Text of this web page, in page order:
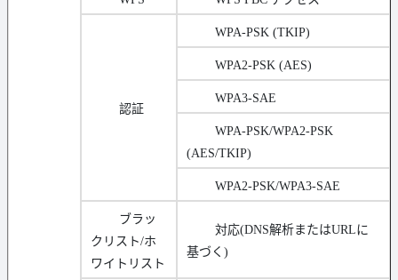
認証
WPA-PSK (TKIP)
WPA2-PSK (AES)
WPA3-SAE
WPA-PSK/WPA2-PSK
(AES/TKIP)
WPA2-PSK/WPA3-SAE
ブラッ
クリスト/ホ
ワイトリスト
対応(DNS解析またはURLに
基づく)